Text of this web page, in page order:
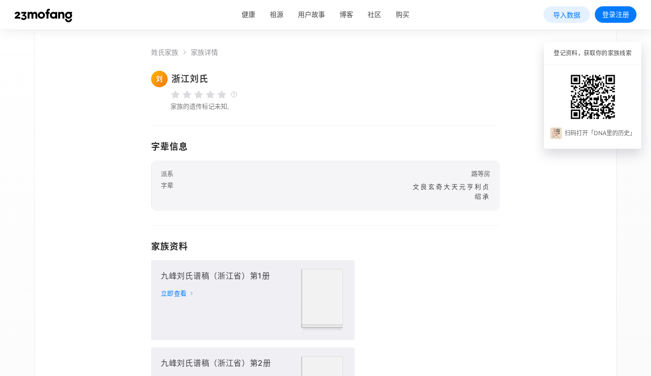
健康 祖源 用户故事 博客 社区 购买 导入数据 登录注册
姓氏家族 家族详情
刘 浙江刘氏
家族的遗传标记未知,
字辈信息
派系
路等房
字辈
文良玄奇大天元亨利贞
绍承
家族资料
九峰刘氏谱稿（浙江省）第1册
立即查看
九峰刘氏谱稿（浙江省）第2册
登记资料，获取你的家族线索
扫码打开「DNA里的历史」